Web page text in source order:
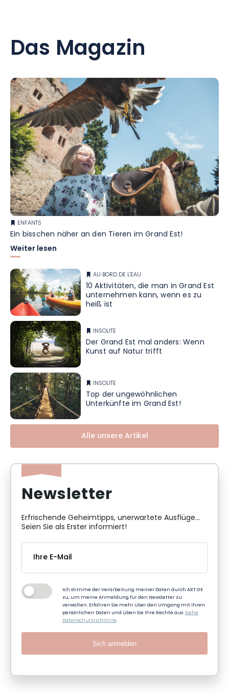
Das Magazin
ENFANTS
Ein bisschen näher an den Tieren im Grand Est!
Weiter lesen
AU BORD DE L'EAU
10 Aktivitäten, die man in Grand Est
unternehmen kann, wenn es zu
heiß ist
INSOLITE
Der Grand Est mal anders: Wenn
Kunst auf Natur trifft
INSOLITE
Top der ungewöhnlichen
Unterkünfte im Grand Est!
Alle unsere Artikel
Newsletter
Erfrischende Geheimtipps, unerwartete Ausflüge...
Seien Sie als Erster informiert!
Ich stimme der Verarbeitung meiner Daten durch ART GE
zu, um meine Anmeldung für den Newsletter zu
verwalten. Erfahren Sie mehr über den Umgang mit Ihren
persönlichen Daten und üben Sie Ihre Rechte aus:Siehe
Datenschutzrichtlinie.
Sich anmelden